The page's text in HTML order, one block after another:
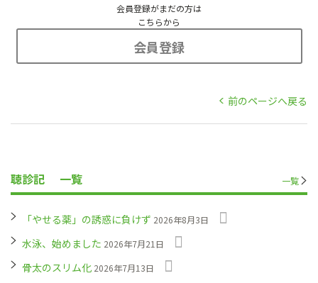
会員登録がまだの方は
こちらから
会員登録
前のページへ戻る
聴診記 一覧 一覧
「やせる薬」の誘惑に負けず 2026年8月3日
水泳、始めました 2026年7月21日
骨太のスリム化 2026年7月13日